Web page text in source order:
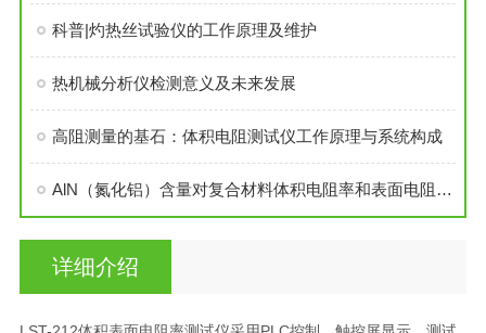
科普|灼热丝试验仪的工作原理及维护
热机械分析仪检测意义及未来发展
高阻测量的基石：体积电阻测试仪工作原理与系统构成
AlN（氮化铝）含量对复合材料体积电阻率和表面电阻率有些影响
详细介绍